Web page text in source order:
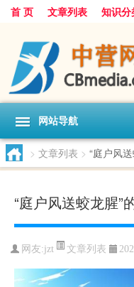
首 页 文章列表 知识分
网站导航
> 文章列表 > “庭户风
“庭户风送蛟龙腥”
网友:jzt 文章列表